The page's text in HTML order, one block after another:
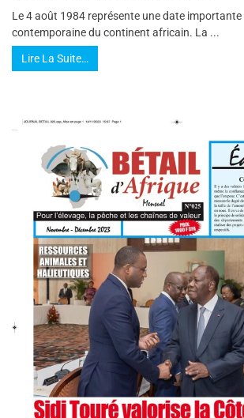
Le 4 août 1984 représente une date importante
contemporaine du continent africain. La ...
Lire La Suite…